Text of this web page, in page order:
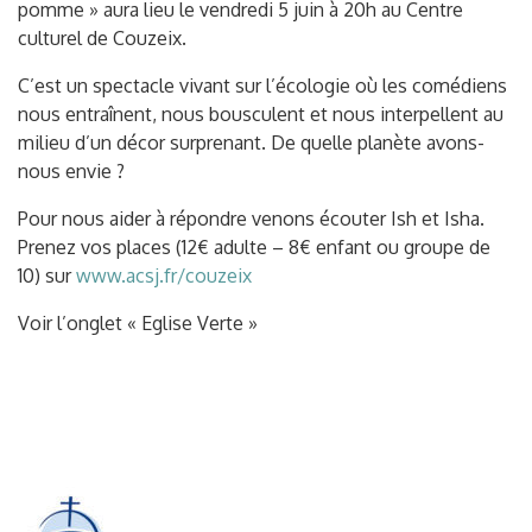
pomme » aura lieu le vendredi 5 juin à 20h au Centre
culturel de Couzeix.
C’est un spectacle vivant sur l’écologie où les comédiens
nous entraînent, nous bousculent et nous interpellent au
milieu d’un décor surprenant. De quelle planète avons-
nous envie ?
Pour nous aider à répondre venons écouter Ish et Isha.
Prenez vos places (12€ adulte – 8€ enfant ou groupe de
10) surwww.acsj.fr/couzeix
Voir l’onglet « Eglise Verte »